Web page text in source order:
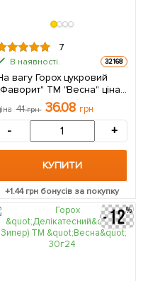
7
В наявності. 32168
вагу Горох цукровий
ТМ "Весна" ціна
41грн 36.08 грн
- +
КУПИТИ
+1.44грн бонусів за покупку